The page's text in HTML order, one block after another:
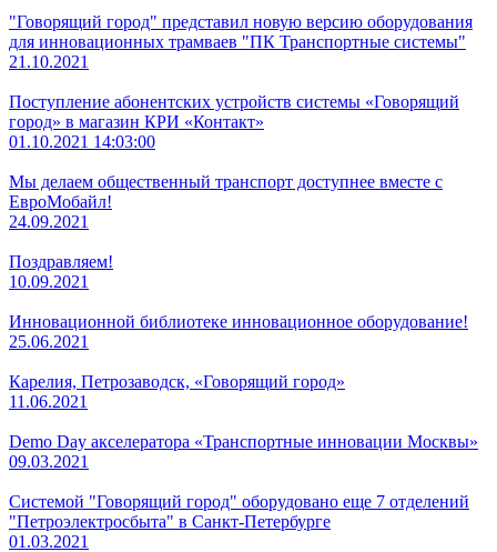
"Говорящий город" представил новую версию оборудования
для инновационных трамваев "ПК Транспортные системы"
21.10.2021
Поступление абонентских устройств системы «Говорящий
город» в магазин КРИ «Контакт»
01.10.2021 14:03:00
Мы делаем общественный транспорт доступнее вместе с
ЕвроМобайл!
24.09.2021
Поздравляем!
10.09.2021
Инновационной библиотеке инновационное оборудование!
25.06.2021
Карелия, Петрозаводск, «Говорящий город»
11.06.2021
Demo Day акселератора «Транспортные инновации Москвы»
09.03.2021
Системой "Говорящий город" оборудовано еще 7 отделений
"Петроэлектросбыта" в Санкт-Петербурге
01.03.2021